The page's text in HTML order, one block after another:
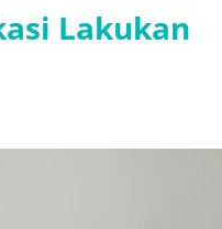
Lakukan